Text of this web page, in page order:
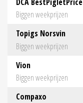
Biggen weekprijzen
Topigs Norsvin
Biggen weekprijzen
Vion
Biggen weekprijzen
Compaxo